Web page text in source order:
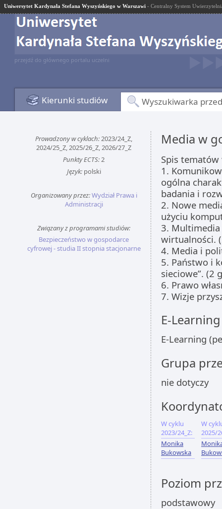
Uniwersytet Kardynała Stefana Wyszyńskiego w Warszawi - Centralny System
przejdź do głównego portalu uczelni
Kierunki studiów Wyszukiwarka
Prowadzony w cyklach:2023/24_Z,
2024/25_Z, 2025/26_Z, 2026/27_Z
Punkty ECTS:2
Język:polski
Organizowany przez:Wydział Prawa i
Administracji
Związany z programami studiów:
Bezpieczeństwo w gospodarce
cyfrowej - studia II stopnia stacjonarne
Media w
Spis tematów
1.
ogólna
badania i
2. Nowe
użyciu
3.
wirtualności.
4. Media i
5. Państwo i
sieciowe”. (2
6. Prawo
7. Wizje
E-Learning
E-Learning
Grupa
nie dotyczy
W cyklu
2023/24_Z:
Monika
Bukowska
W
2025/
Poziom
podstawowy